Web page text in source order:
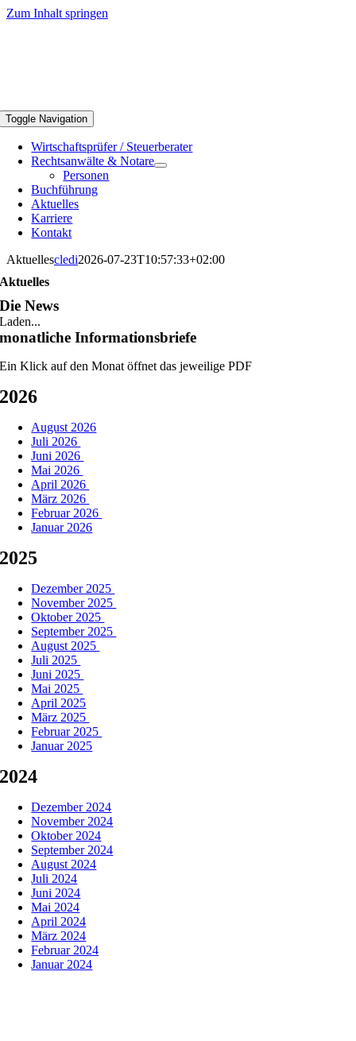
Zum Inhalt springen
Toggle Navigation
Wirtschaftsprüfer / Steuerberater
Rechtsanwälte & Notare
Personen
Buchführung
Aktuelles
Karriere
Kontakt
Aktuellescledi2026-07-23T10:57:33+02:00
Aktuelles
Die News
Laden...
monatliche Informationsbriefe
Ein Klick auf den Monat öffnet das jeweilige PDF
2026
August 2026
Juli 2026
Juni 2026
Mai 2026
April 2026
März 2026
Februar 2026
Januar 2026
2025
Dezember 2025
November 2025
Oktober 2025
September 2025
August 2025
Juli 2025
Juni 2025
Mai 2025
April 2025
März 2025
Februar 2025
Januar 2025
2024
Dezember 2024
November 2024
Oktober 2024
September 2024
August 2024
Juli 2024
Juni 2024
Mai 2024
April 2024
März 2024
Februar 2024
Januar 2024